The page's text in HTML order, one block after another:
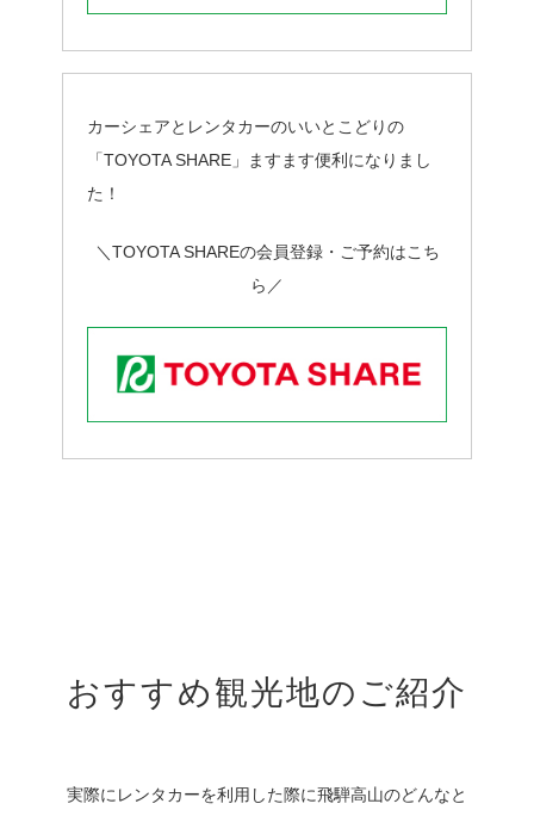
カーシェアとレンタカーのいいとこどりの
「TOYOTA SHARE」ますます便利になりまし
た！
＼TOYOTA SHAREの会員登録・ご予約はこち
ら／
おすすめ観光地のご紹介
実際にレンタカーを利用した際に飛騨高山のどんなと